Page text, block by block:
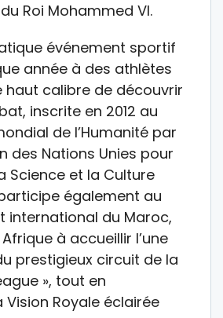
Roi Mohammed VI.
événement sportif
année à des athlètes
haut calibre de découvrir
inscrite en 2012 au
de l’Humanité par
des Nations Unies pour
Science et la Culture
participe également au
international du Maroc,
à accueillir l’une
prestigieux circuit de la
», tout en
Royale éclairée